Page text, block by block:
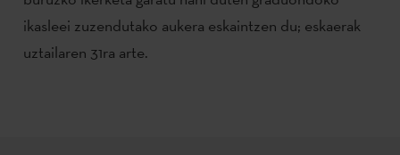
ikasleei zuzendutako aukera eskaintzen du; eskaerak
uztailaren 31ra arte.